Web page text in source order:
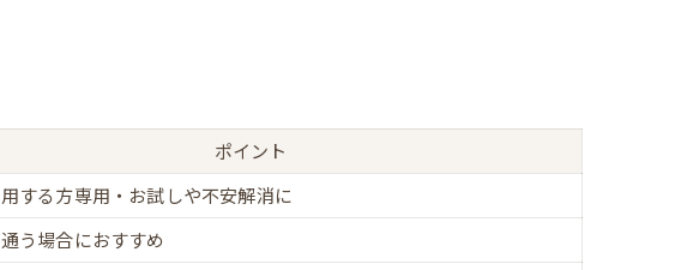
準
ポイント
する方専用・お試しや不安解消に
う場合におすすめ